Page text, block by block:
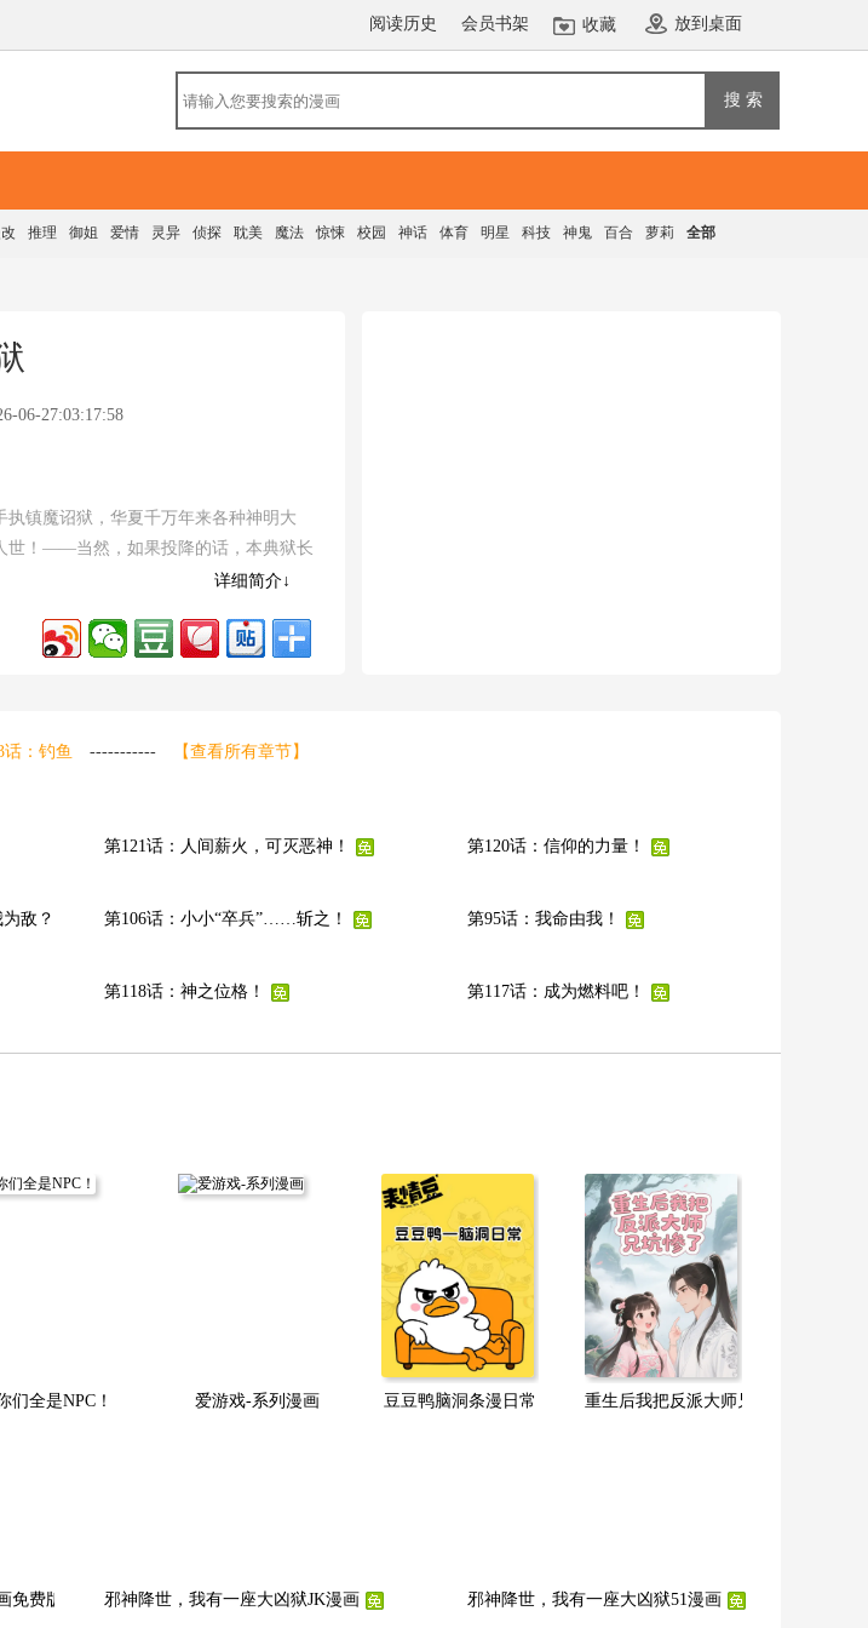
阅读历史 会员书架 收藏 放到桌面
搜 索
推理 御姐 爱情 灵异 侦探 耽美 魔法 惊悚 校园 神话 体育 明星 科技 神鬼 百合 萝莉 全部
06-27:03:17:58
镇魔诏狱，华夏千万年来各种神明大
！——当然，如果投降的话，本典狱长
详细简介↓
话：钓鱼 ----------- 【查看所有章节】
第121话：人间薪火，可灭恶神！ 第120话：信仰的力量！
敌？ 第106话：小小“卒兵”……斩之！ 第95话：我命由我！
第118话：神之位格！ 第117话：成为燃料吧！
们全是NPC！ 爱游戏-系列漫画 豆豆鸭脑洞条漫日常 重生后我把反派大师兄坑惨了
免费版在线阅读邪神降世，我有一座大凶狱JK漫画 邪神降世，我有一座大凶狱51漫画